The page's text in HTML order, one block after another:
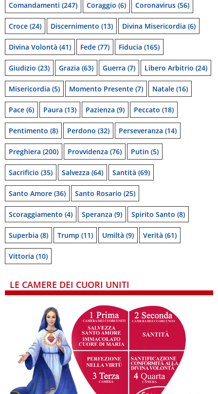
Comandamenti (247) Coraggio (6) Coronavirus (56)
Croce (24) Discernimento (13) Divina Misericordia (6)
Divina Volontà (41) Fede (77) Fiducia (165)
Giudizio (23) Grazia (63) Guerra (7) Libero Arbitrio (24)
Misericordia (5) Momento Presente (7) Natale (16)
Pace (6) Paura (13) Pazienza (9) Peccato (18)
Pentimento (8) Perdono (32) Perseveranza (14)
Preghiera (200) Provvidenza (76) Putin (5)
Sacrificio (35) Salvezza (64) Santità (69)
Santo Amore (36) Santo Rosario (25)
Scoraggiamento (4) Speranza (9) Spirito Santo (8)
Superbia (8) Trump (11) Umiltà (9) Verità (61)
Vittoria (10)
LE CAMERE DEI CUORI UNITI